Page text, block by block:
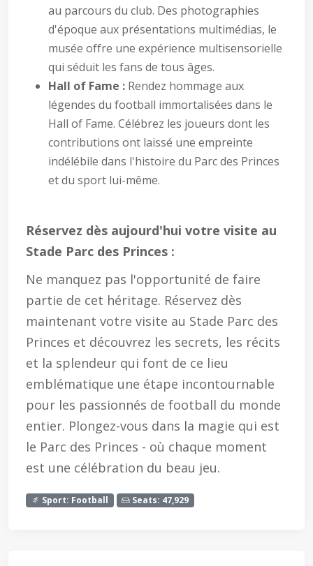
au parcours du club. Des photographies
d'époque aux présentations multimédias, le
musée offre une expérience multisensorielle
qui séduit les fans de tous âges.
Hall of Fame : Rendez hommage aux
légendes du football immortalisées dans le
Hall of Fame. Célébrez les joueurs dont les
contributions ont laissé une empreinte
indélébile dans l'histoire du Parc des Princes
et du sport lui-même.
Réservez dès aujourd'hui votre visite au
Stade Parc des Princes :
Ne manquez pas l'opportunité de faire
partie de cet héritage. Réservez dès
maintenant votre visite au Stade Parc des
Princes et découvrez les secrets, les récits
et la splendeur qui font de ce lieu
emblématique une étape incontournable
pour les passionnés de football du monde
entier. Plongez-vous dans la magie qui est
le Parc des Princes - où chaque moment
est une célébration du beau jeu.
Sport: Football Seats: 47,929